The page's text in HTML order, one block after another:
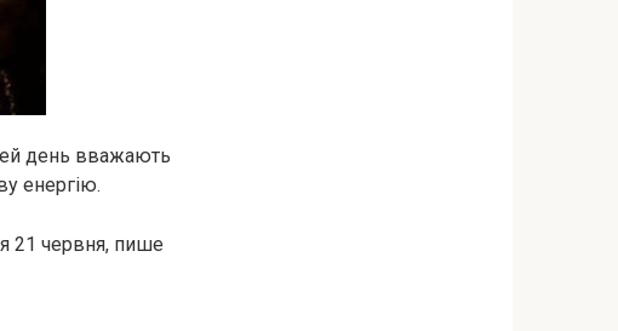
день вважають
енергію.
21 червня, пише